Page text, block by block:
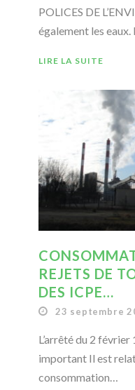
POLICES DE
également les eaux.
LIRE LA SUITE
REJETS DE
DES ICPE…
23 septembre
L’arrêté du 2
important Il est
consommation…